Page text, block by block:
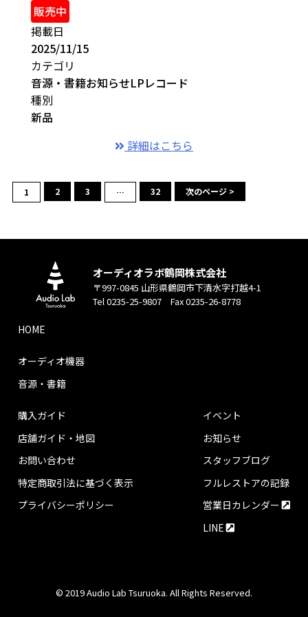
販売中
掲載日
2025/11/15
カテゴリ
音源・書籍お知らせLPレコード
種別
新品
詳細はこちら
1 2 3 … 32 次のページ >
オーディオラボ鶴岡株式会社
〒997-0845 山形県鶴岡市下清水字打越4-1
Tel 0235-25-9807 Fax 0235-26-8778
HOME
オーディオ機器
音源・書籍
購入ガイド
店舗ガイド・地図
お問い合わせ
特定商取引法に基づく表示
プライバシーポリシー
イベント
お知らせ
スタッフブログ
フルレストアの記録
営業日カレンダー
LINE
© 2019 Audio Lab Tsuruoka. All Rights Reserved.